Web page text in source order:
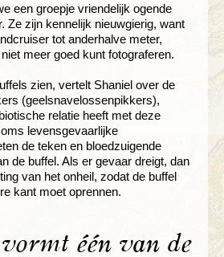
een groepje vriendelijk ogende
Ze zijn kennelijk nieuwgierig, want
tot anderhalve meter,
meer goed kunt fotograferen.
zien, vertelt Shaniel over de
(geelsnavelossenpikkers),
relatie heeft met deze
levensgevaarlijke
de teken en bloedzuigende
de buffel. Als er gevaar dreigt, dan
van het onheil, zodat de buffel
kant moet oprennen.
één van de